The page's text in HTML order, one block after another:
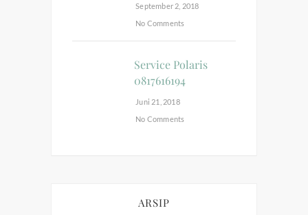
September 2, 2018
No Comments
Service Polaris
0817616194
Juni 21, 2018
No Comments
ARSIP